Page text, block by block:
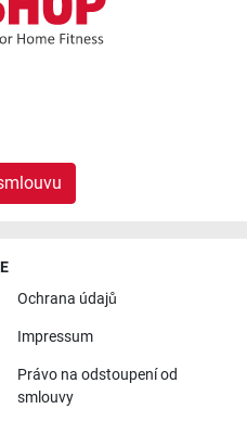
Ochrana údajů
Impressum
Právo na odstoupení od
smlouvy